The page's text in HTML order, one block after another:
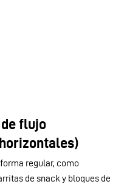
flujo
regular, como
de snack y bloques de